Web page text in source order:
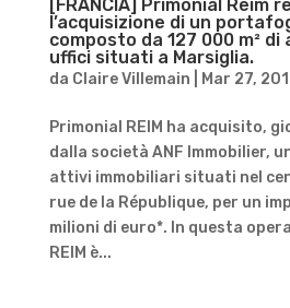
[FRANCIA] Primonial Reim
l’acquisizione di un
composto da 127 000 m² di
uffici situati a Marsiglia.
da Claire Villemain Mar 27,
Primonial REIM ha acquisito,
dalla società ANF Immobilier,
attivi immobiliari situati nel
rue de la République, per un
milioni di euro*. In questa
REIM è...